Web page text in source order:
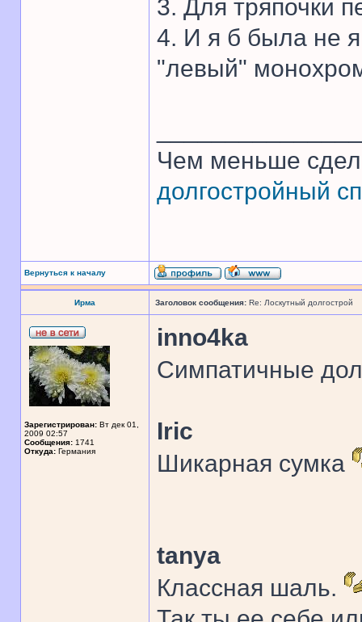
3. Для тряпочки
4. И я б была не
"левый"
Чем меньше
долгостройный
Вернуться к началу
Ирма Заголовок сообщения: Re: Лоскутный долгострой
Зарегистрирован: Вт дек 01,
2009 02:57
Сообщения: 1741
Откуда: Германия
inno4ka
Симпатичные
Iric
Шикарная сумка
tanya
Классная шаль.